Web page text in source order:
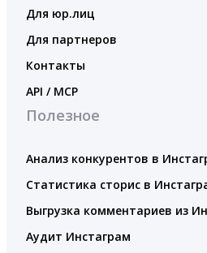
Для юр.лиц
Для партнеров
Контакты
API / MCP
Полезное
Анализ конкурентов в
Статистика сторис в
Выгрузка комментариев из
Аудит Инстаграм